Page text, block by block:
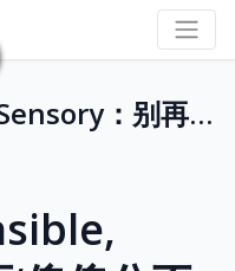
Sensitive, Sensible, Sensory：别再‘傻傻分不清楚’！精准辨析助你高分